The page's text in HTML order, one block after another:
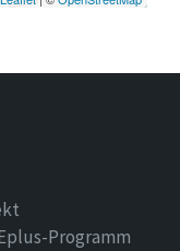
Programm